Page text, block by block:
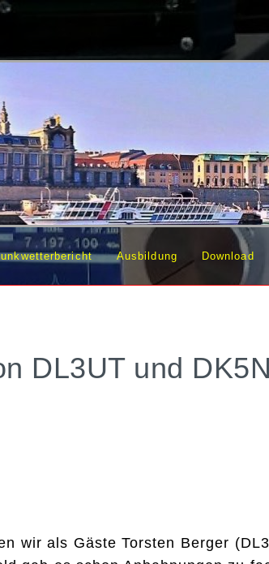
Ausbildung Download
DL3UT und
wir als Gäste Torsten Berger